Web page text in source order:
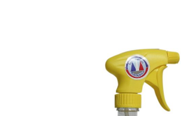
NETTOYANT
UNIVERSEL A BASE